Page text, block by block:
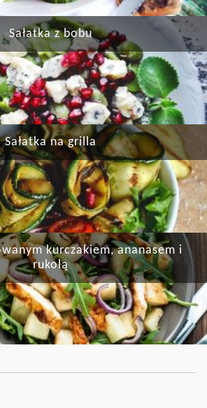
Sałatka z bobu
Sałatka na grilla
kurczakiem, ananasem i
rukolą